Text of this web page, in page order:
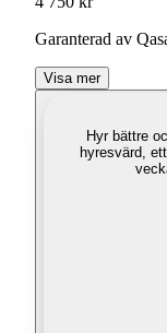
Garanterad av
Visa mer
Hyr bättre
hyresvärd,